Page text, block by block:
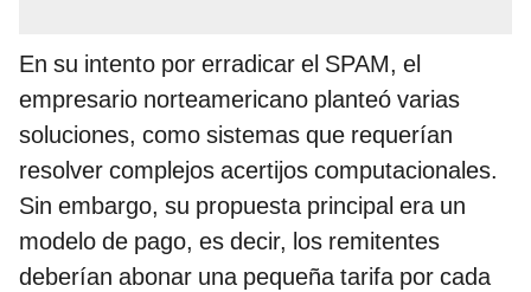
En su intento por erradicar el SPAM, el
empresario norteamericano planteó varias
soluciones, como sistemas que requerían
resolver complejos acertijos computacionales.
Sin embargo, su propuesta principal era un
modelo de pago, es decir, los remitentes
deberían abonar una pequeña tarifa por cada